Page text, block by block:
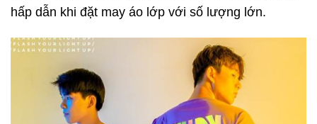
hấp dẫn khi đặt may áo lớp với số lượng lớn.